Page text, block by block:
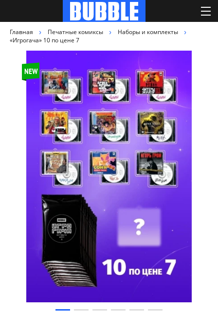
Главная Печатные комиксы
Наборы и комплекты
«Игрогача» 10 по цене 7
NEW